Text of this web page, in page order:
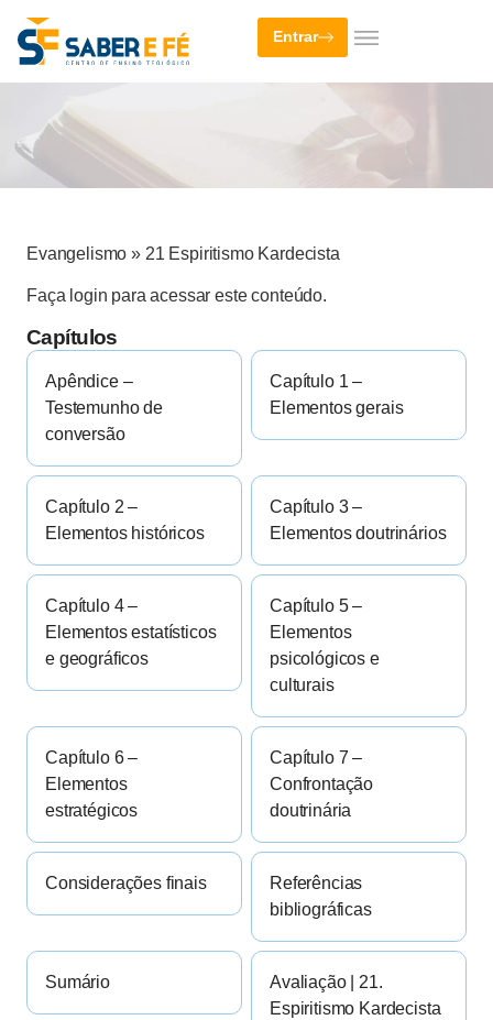
Entrar
Evangelismo » 21 Espiritismo Kardecista
Faça login para acessar este conteúdo.
Capítulos
Apêndice –
Testemunho de
conversão
Capítulo 1 –
Elementos gerais
Capítulo 2 –
Elementos históricos
Capítulo 3 –
Elementos doutrinários
Capítulo 4 –
Elementos estatísticos
e geográficos
Capítulo 5 –
Elementos
psicológicos e
culturais
Capítulo 6 –
Elementos
estratégicos
Capítulo 7 –
Confrontação
doutrinária
Considerações finais
Referências
bibliográficas
Sumário
Avaliação | 21.
Espiritismo Kardecista